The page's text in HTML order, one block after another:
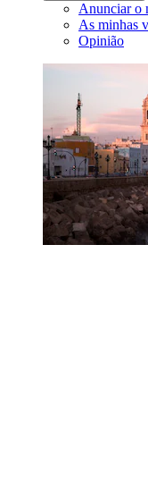
Anunciar o
As minhas
Opinião